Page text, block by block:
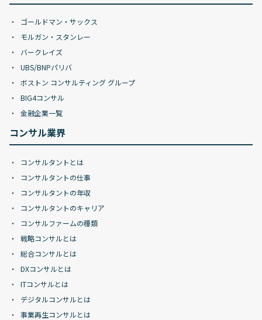
ゴールドマン・サックス
モルガン・スタンレー
バークレイズ
UBS/BNPパリバ
ボストン コンサルティング グループ
BIG4コンサル
金融企業一覧
コンサル業界
コンサルタントとは
コンサルタントの仕事
コンサルタントの年収
コンサルタントのキャリア
コンサルファームの種類
戦略コンサルとは
総合コンサルとは
DXコンサルとは
ITコンサルとは
デジタルコンサルとは
事業再生コンサルとは